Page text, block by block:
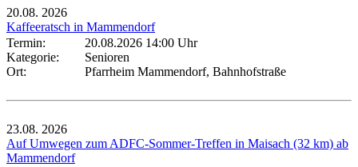
20.08. 2026
Kaffeeratsch in Mammendorf
Termin:
20.08.2026 14:00 Uhr
Kategorie:
Senioren
Ort:
Pfarrheim Mammendorf, Bahnhofstraße
23.08. 2026
Auf Umwegen zum ADFC-Sommer-Treffen in Maisach (32 km) ab
Mammendorf